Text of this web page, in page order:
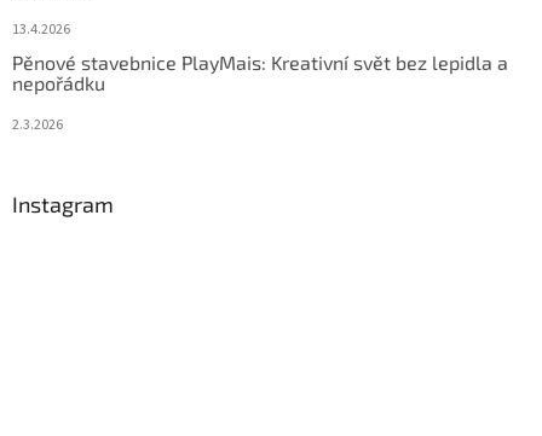
13.4.2026
Pěnové stavebnice PlayMais: Kreativní svět bez lepidla a
nepořádku
2.3.2026
Instagram